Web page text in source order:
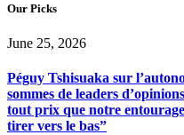
Our Picks
June 25, 2026
Péguy Tshisuaka sur
sommes de leaders
tout prix que notre
tirer vers le bas”